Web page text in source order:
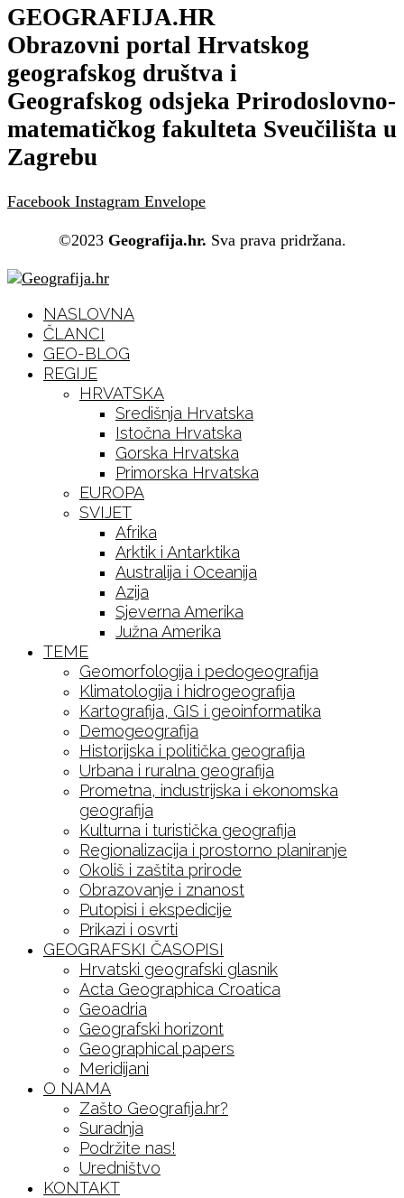
GEOGRAFIJA.HR
Obrazovni portal Hrvatskog
geografskog društva i
Geografskog odsjeka Prirodoslovno-
matematičkog fakulteta Sveučilišta u
Zagrebu
Facebook Instagram Envelope
©2023 Geografija.hr. Sva prava pridržana.
NASLOVNA
ČLANCI
GEO-BLOG
REGIJE
HRVATSKA
Središnja Hrvatska
Istočna Hrvatska
Gorska Hrvatska
Primorska Hrvatska
EUROPA
SVIJET
Afrika
Arktik i Antarktika
Australija i Oceanija
Azija
Sjeverna Amerika
Južna Amerika
TEME
Geomorfologija i pedogeografija
Klimatologija i hidrogeografija
Kartografija, GIS i geoinformatika
Demogeografija
Historijska i politička geografija
Urbana i ruralna geografija
Prometna, industrijska i ekonomska
geografija
Kulturna i turistička geografija
Regionalizacija i prostorno planiranje
Okoliš i zaštita prirode
Obrazovanje i znanost
Putopisi i ekspedicije
Prikazi i osvrti
GEOGRAFSKI ČASOPISI
Hrvatski geografski glasnik
Acta Geographica Croatica
Geoadria
Geografski horizont
Geographical papers
Meridijani
O NAMA
Zašto Geografija.hr?
Suradnja
Podržite nas!
Uredništvo
KONTAKT